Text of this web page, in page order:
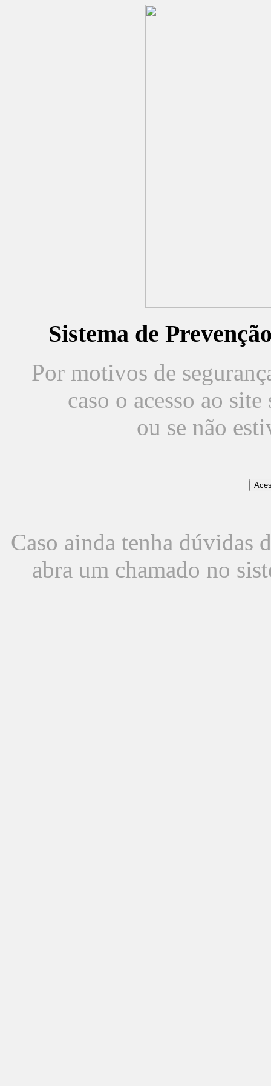
Sistema de
Por motivos de
caso o acesso ao
ou se não
Caso ainda tenha dúvidas
abra um chamado no